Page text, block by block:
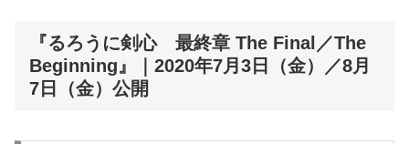
『るろうに剣心 最終章 The Final／The
Beginning』｜2020年7月3日（金）／8月
7日（金）公開